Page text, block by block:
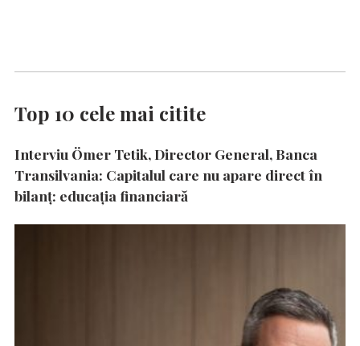
Top 10 cele mai citite
Interviu Ömer Tetik, Director General, Banca
Transilvania: Capitalul care nu apare direct în
bilanț: educația financiară